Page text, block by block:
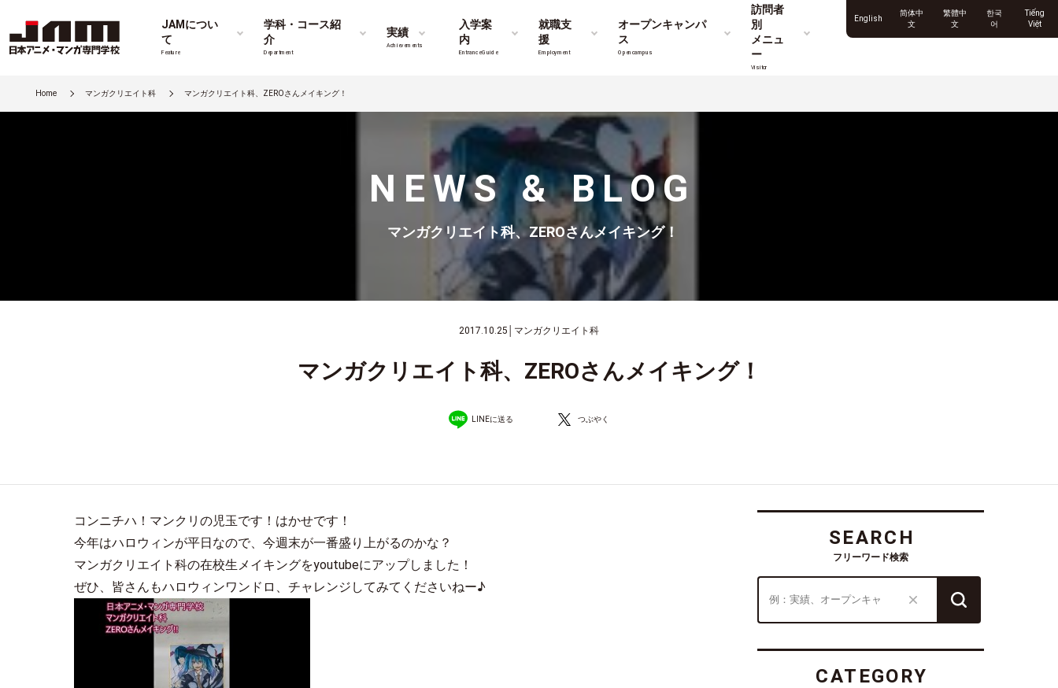
JAMについ
て
Feature
学科・コース紹
介
Department
実績
Achievements
入学案
内
Entrance Guide
就職支
援
Employment
オープンキャンパ
ス
Opencampus
訪問者
別
メニュ
ー
Visitor
English
简体中
文
繁體中
文
한국
어
Tiếng
Việt
Home マンガクリエイト科 マンガクリエイト科、ZEROさんメイキング！
NEWS & BLOG
マンガクリエイト科、ZEROさんメイキング！
2017.10.25 マンガクリエイト科
マンガクリエイト科、ZEROさんメイキング！
LINEに送る つぶやく
コンニチハ！マンクリの児玉です！はかせです！
今年はハロウィンが平日なので、今週末が一番盛り上がるのかな？
マンガクリエイト科の在校生メイキングをyoutubeにアップしました！
ぜひ、皆さんもハロウィンワンドロ、チャレンジしてみてくださいねー♪
SEARCH
フリーワード検索
CATEGORY